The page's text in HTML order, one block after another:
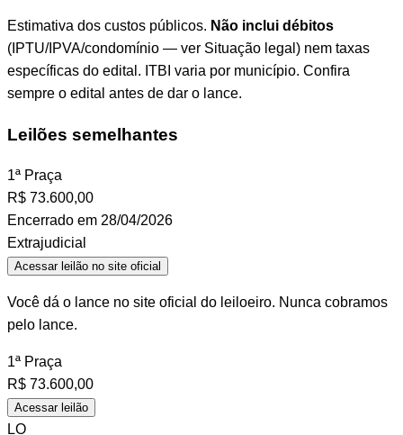
Estimativa dos custos públicos. Não inclui débitos
(IPTU/IPVA/condomínio — ver Situação legal) nem taxas
específicas do edital. ITBI varia por município. Confira
sempre o edital antes de dar o lance.
Leilões semelhantes
1ª Praça
R$ 73.600,00
Encerrado em 28/04/2026
Extrajudicial
Acessar leilão no site oficial
Você dá o lance no site oficial do leiloeiro. Nunca cobramos
pelo lance.
1ª Praça
R$ 73.600,00
Acessar leilão
LO